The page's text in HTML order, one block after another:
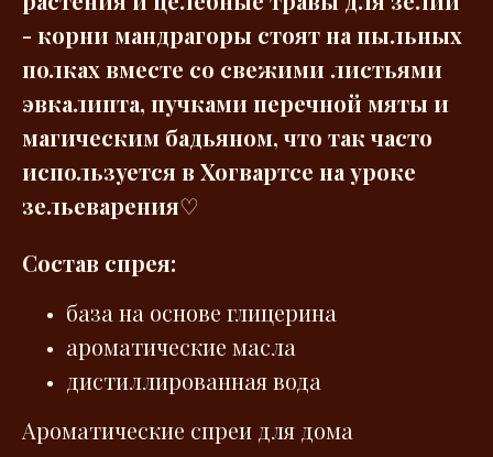
- корни мандрагоры стоят на пыльных
полках вместе со свежими листьями
эвкалипта, пучками перечной мяты и
магическим бадьяном, что так часто
используется в Хогвартсе на уроке
зельеварения♡
Состав спрея:
база на основе глицерина
ароматические масла
дистиллированная вода
Ароматические спреи для дома